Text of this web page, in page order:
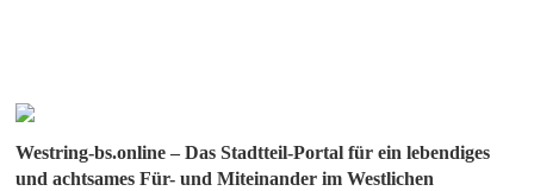
Westring-bs.online – Das Stadtteil-Portal für ein lebendiges
und achtsames Für- und Miteinander im Westlichen